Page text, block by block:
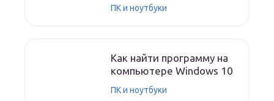
ПК и ноутбуки
Как найти программу на
компьютере Windows 10
ПК и ноутбуки